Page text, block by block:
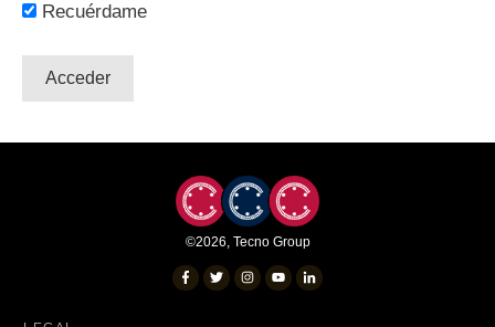
Recuérdame
©2026 Tecno Group